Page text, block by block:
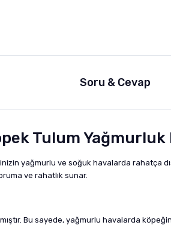
Soru & Cevap
Tulum Yağmurluk
yağmurlu ve soğuk havalarda rahatça
ve rahatlık sunar.
Bu sayede, yağmurlu havalarda